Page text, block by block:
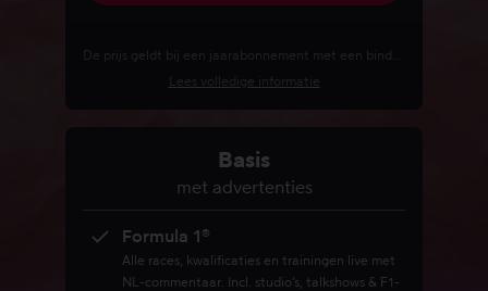
Lees volledige informatie
Basis
met advertenties
Formula 1®
Alle races, kwalificaties en trainingen live met
NL-commentaar. Incl. studio’s, talkshows & F1-